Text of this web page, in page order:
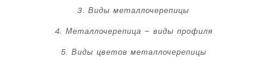
3. Виды металлочерепицы
4. Металлочерепица – виды профиля
5. Виды цветов металлочерепицы